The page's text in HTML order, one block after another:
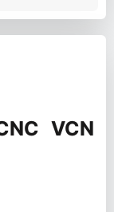
VCN